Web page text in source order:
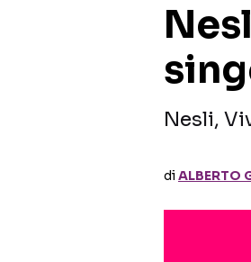
Nesli,
diALBERTO